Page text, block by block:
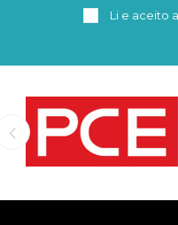
Li e aceito a